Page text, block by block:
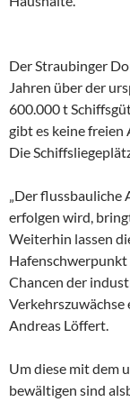
Der Straubinger
Jahren über der
600.000 t
gibt es keine freien
Die
„Der flussbauliche
erfolgen wird,
Weiterhin lassen
Hafenschwerpunkt
Chancen der
Verkehrszuwächse
Andreas Löffert.
Um diese mit dem
bewältigen sind